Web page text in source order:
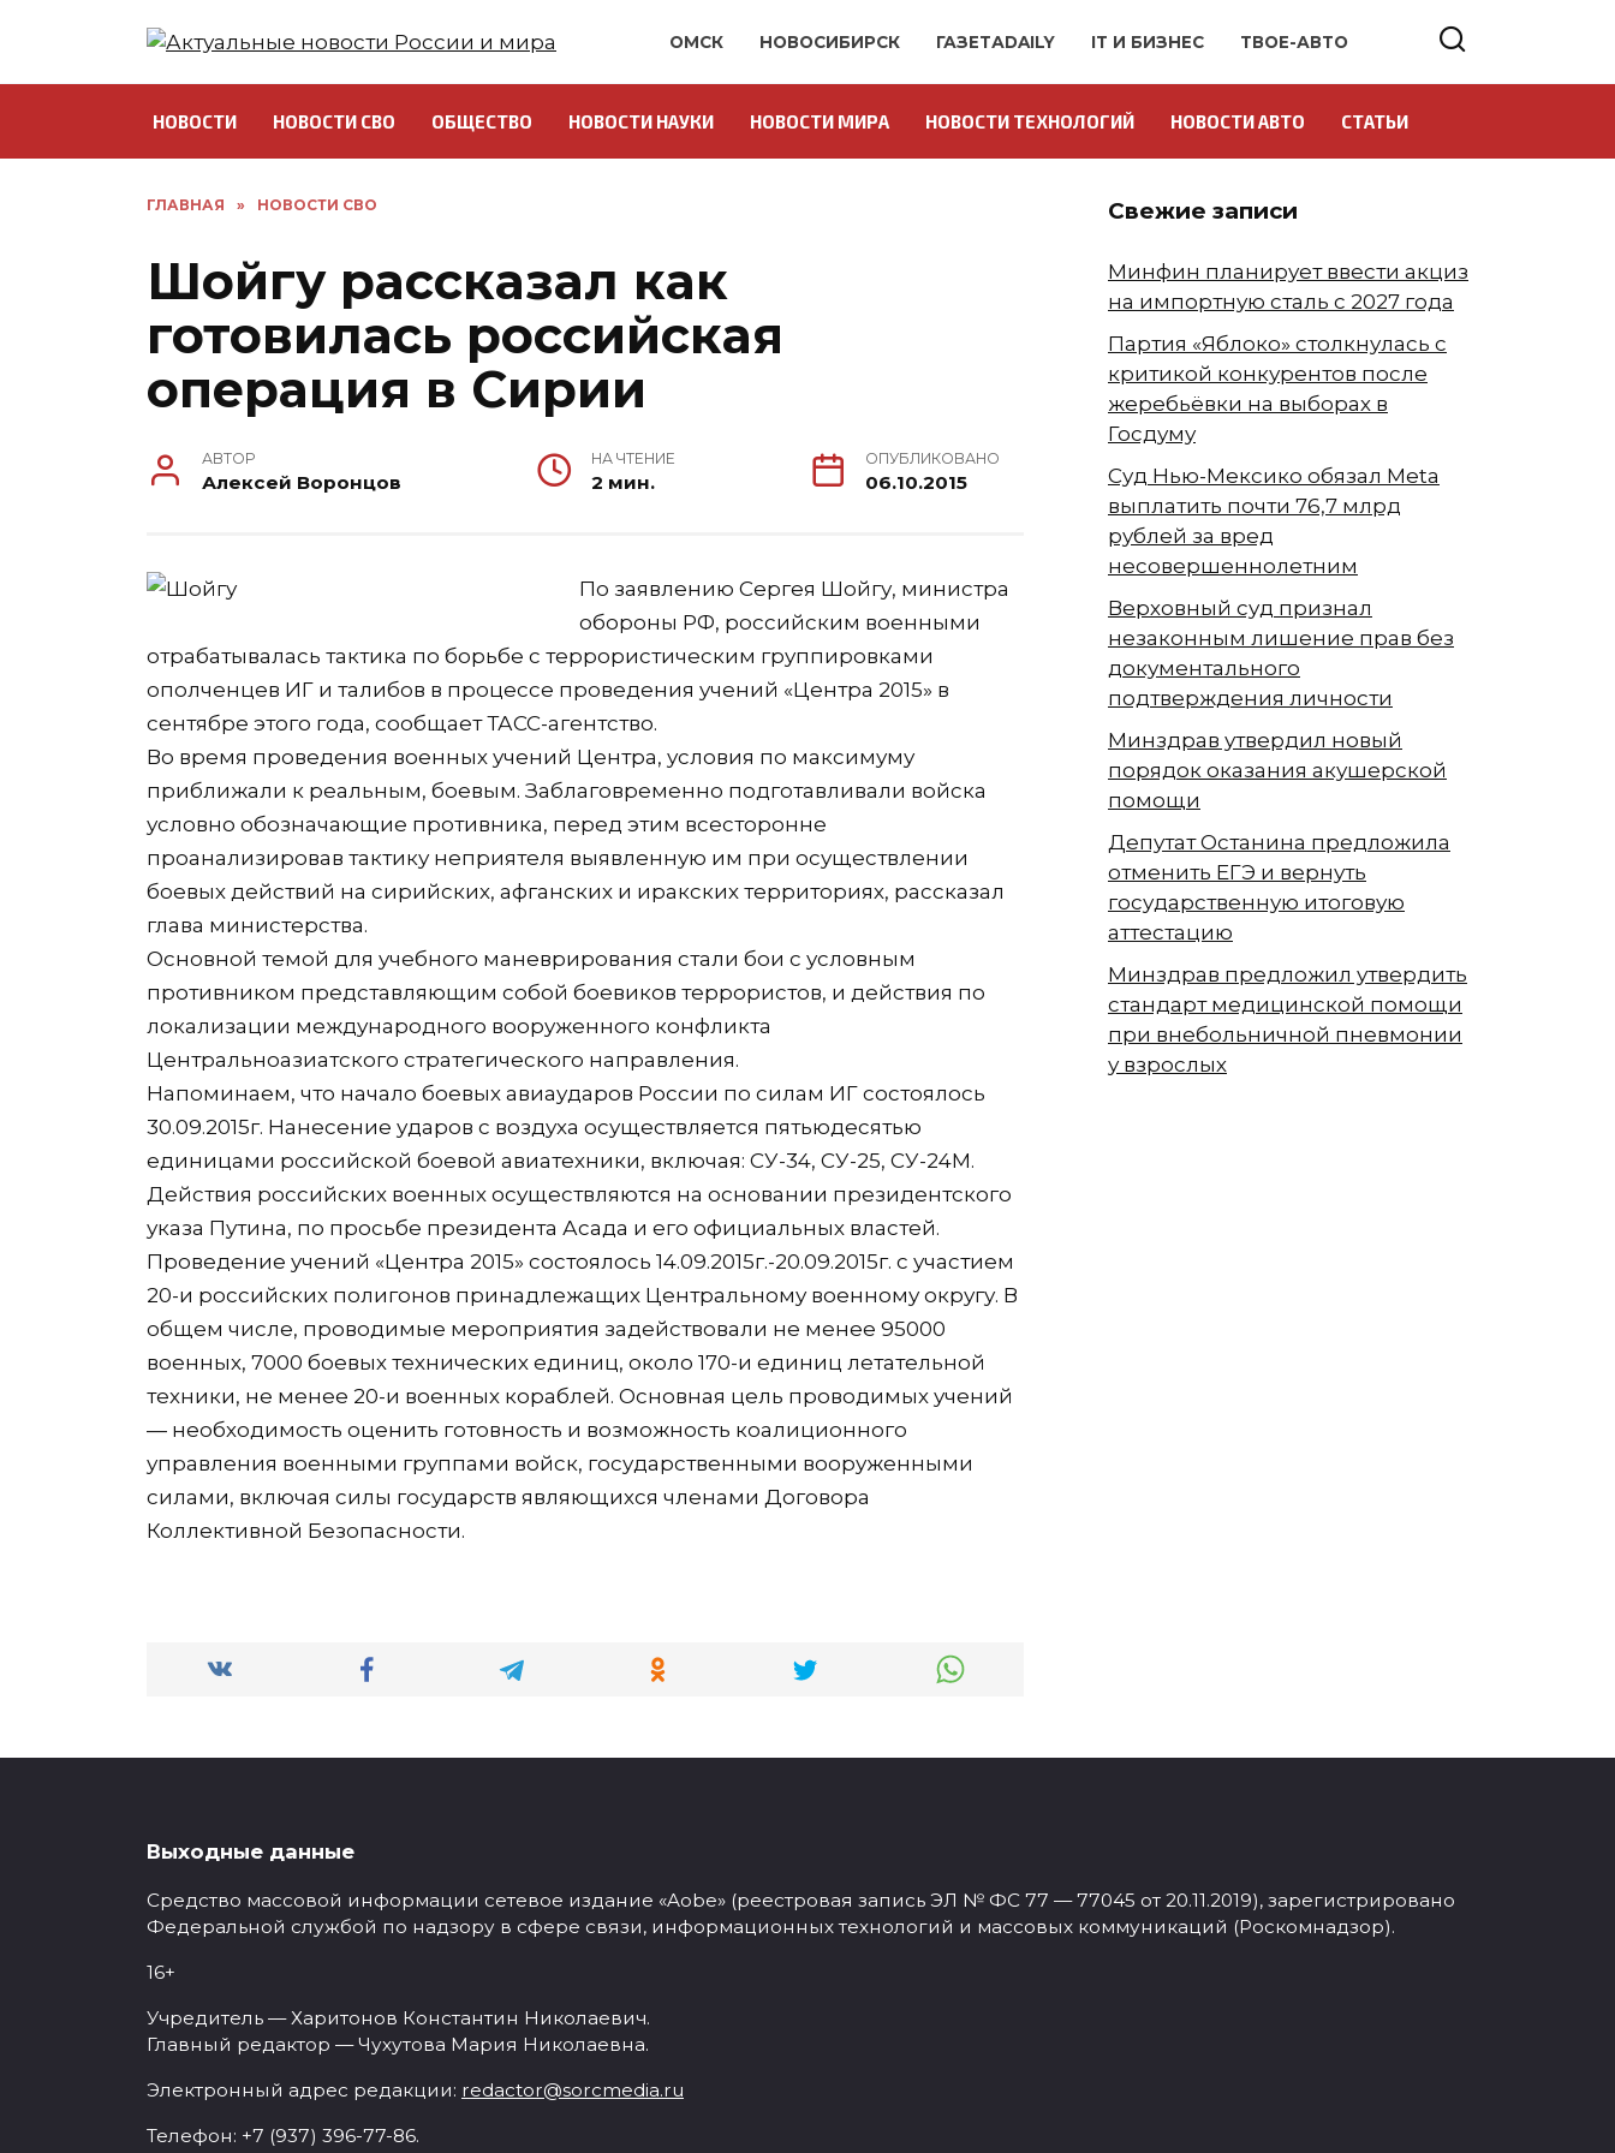
ОМСК НОВОСИБИРСК ГАЗЕТАDAILY IT И БИЗНЕС ТВОЕ-АВТО
НОВОСТИ НОВОСТИ СВО ОБЩЕСТВО НОВОСТИ НАУКИ НОВОСТИ МИРА НОВОСТИ ТЕХНОЛОГИЙ НОВОСТИ АВТО СТАТЬИ
ГЛАВНАЯ » НОВОСТИ СВО
Шойгу рассказал как
готовилась российская
операция в Сирии
АВТОР
Алексей Воронцов
НА ЧТЕНИЕ
2 мин.
ОПУБЛИКОВАНО
06.10.2015
По заявлению Сергея Шойгу, министра
обороны РФ, российским военными
отрабатывалась тактика по борьбе с террористическим группировками
ополченцев ИГ и талибов в процессе проведения учений «Центра 2015» в
сентябре этого года, сообщает ТАСС-агентство.
Во время проведения военных учений Центра, условия по максимуму
приближали к реальным, боевым. Заблаговременно подготавливали войска
условно обозначающие противника, перед этим всесторонне
проанализировав тактику неприятеля выявленную им при осуществлении
боевых действий на сирийских, афганских и иракских территориях, рассказал
глава министерства.
Основной темой для учебного маневрирования стали бои с условным
противником представляющим собой боевиков террористов, и действия по
локализации международного вооруженного конфликта
Центральноазиатского стратегического направления.
Напоминаем, что начало боевых авиаударов России по силам ИГ состоялось
30.09.2015г. Нанесение ударов с воздуха осуществляется пятьюдесятью
единицами российской боевой авиатехники, включая: СУ-34, СУ-25, СУ-24М.
Действия российских военных осуществляются на основании президентского
указа Путина, по просьбе президента Асада и его официальных властей.
Проведение учений «Центра 2015» состоялось 14.09.2015г.-20.09.2015г. с участием
20-и российских полигонов принадлежащих Центральному военному округу. В
общем числе, проводимые мероприятия задействовали не менее 95000
военных, 7000 боевых технических единиц, около 170-и единиц летательной
техники, не менее 20-и военных кораблей. Основная цель проводимых учений
— необходимость оценить готовность и возможность коалиционного
управления военными группами войск, государственными вооруженными
силами, включая силы государств являющихся членами Договора
Коллективной Безопасности.
Свежие записи
Минфин планирует ввести акциз
на импортную сталь с 2027 года
Партия «Яблоко» столкнулась с
критикой конкурентов после
жеребьёвки на выборах в
Госдуму
Суд Нью-Мексико обязал Meta
выплатить почти 76,7 млрд
рублей за вред
несовершеннолетним
Верховный суд признал
незаконным лишение прав без
документального
подтверждения личности
Минздрав утвердил новый
порядок оказания акушерской
помощи
Депутат Останина предложила
отменить ЕГЭ и вернуть
государственную итоговую
аттестацию
Минздрав предложил утвердить
стандарт медицинской помощи
при внебольничной пневмонии
у взрослых
Выходные данные
Средство массовой информации сетевое издание «Aobe» (реестровая запись ЭЛ № ФС 77 — 77045 от 20.11.2019), зарегистрировано
Федеральной службой по надзору в сфере связи, информационных технологий и массовых коммуникаций (Роскомнадзор).
16+
Учредитель — Харитонов Константин Николаевич.
Главный редактор — Чухутова Мария Николаевна.
Электронный адрес редакции: redactor@sorcmedia.ru
Телефон: +7 (937) 396-77-86.